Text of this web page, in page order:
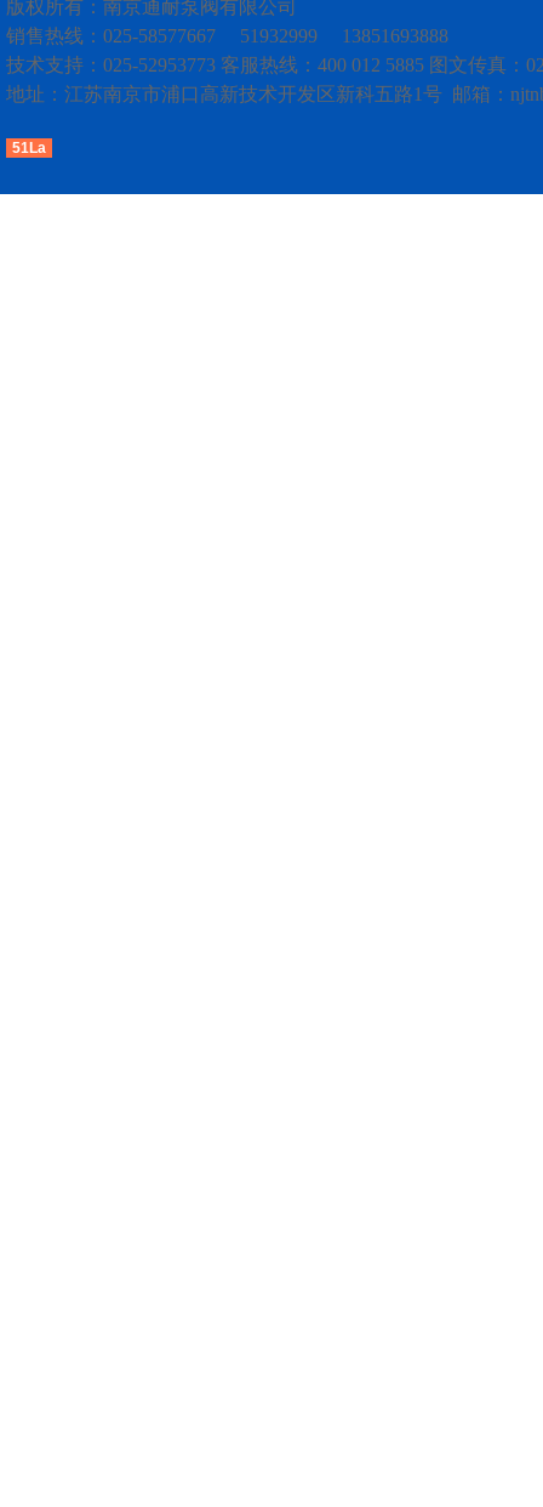
版权所有： 南京通耐泵阀有限公司
销售热线：025-58577667 51932999 13851693888
技术支持：025-52953773 客服热线：400 012 5885 图文传真：
地址： 江苏南京市浦口高新技术开发区新科五路1号 邮箱：
51La